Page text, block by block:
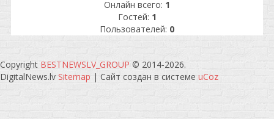
Онлайн всего: 1
Гостей: 1
Пользователей: 0
Copyright BESTNEWSLV_GROUP © 2014-2026.
DigitalNews.lv Sitemap | Сайт создан в системе uCoz